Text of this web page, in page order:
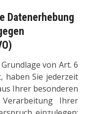
Datenerhebung
von Art. 6
haben Sie jederzeit
Ihrer besonderen
Ihrer